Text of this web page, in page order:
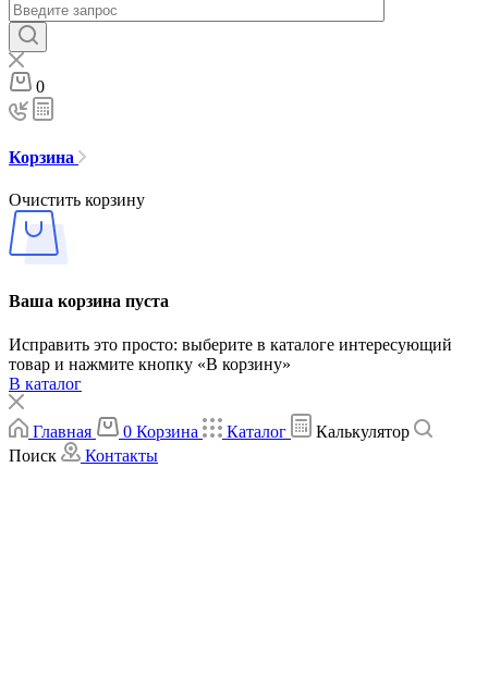
0
Корзина
Очистить корзину
Ваша корзина пуста
Исправить это просто: выберите в каталоге интересующий
товар и нажмите кнопку «В корзину»
В каталог
Главная 0 Корзина Каталог
Калькулятор
Поиск
Контакты